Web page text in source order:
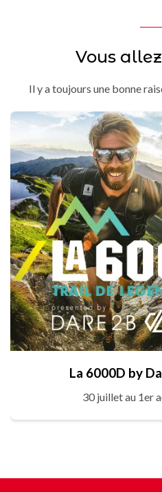
Vous
Il y a toujours une bonne
La 6000D by
30 juillet au 1er